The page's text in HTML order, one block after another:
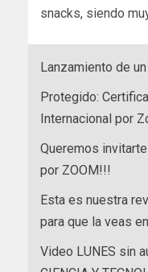
snacks, siendo
Lanzamiento de
Protegido:
Internacional por
Queremos
por ZOOM!!!
Esta es nuestra
para que la veas
Video LUNES sin